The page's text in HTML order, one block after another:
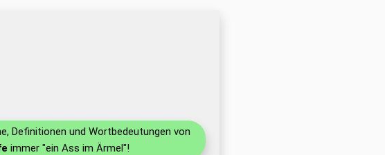
Definitionen und Wortbedeutungen von
immer "ein Ass im Ärmel"!